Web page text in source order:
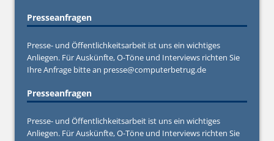
Presseanfragen
Presse- und Öffentlichkeitsarbeit ist uns ein wichtiges
Anliegen. Für Auskünfte, O-Töne und Interviews richten Sie
Ihre Anfrage bitte an presse@computerbetrug.de
Presseanfragen
Presse- und Öffentlichkeitsarbeit ist uns ein wichtiges
Anliegen. Für Auskünfte, O-Töne und Interviews richten Sie